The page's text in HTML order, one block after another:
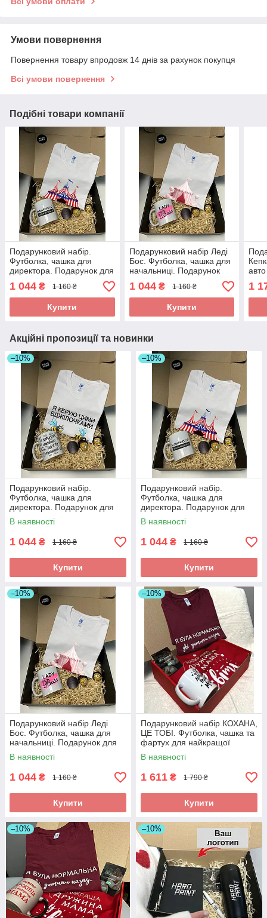
Умови повернення
Повернення товару впродовж 14 днів за рахунок покупця
Всі умови повернення
Подібні товари компанії
Подарунковий набір.
Футболка, чашка для
директора. Подарунок для
директора
1 044 ₴ 1 160 ₴
Купити
Подарунковий набір Леді
Бос. Футболка, чашка для
начальниці. Подарунок
для директора
1 044₴ 1 160 ₴
Купити
1
Акційні пропозиції та новинки
–10%
Подарунковий набір.
Футболка, чашка для
директора. Подарунок для
директора
В наявності
1 044 ₴ 1 160 ₴
Купити
–10%
Подарунковий набір.
Футболка, чашка для
директора. Подарунок для
директора
В наявності
1 044 ₴ 1 160 ₴
Купити
–10%
Подарунковий набір Леді
Бос. Футболка, чашка для
начальниці. Подарунок для
директора
В наявності
1 044 ₴ 1 160 ₴
Купити
–10%
Подарунковий набір КОХАНА,
ЦЕ ТОБІ. Футболка, чашка та
фартух для найкращої
дружини та мами.
В наявності
1 611 ₴ 1 790 ₴
Купити
–10% –10%